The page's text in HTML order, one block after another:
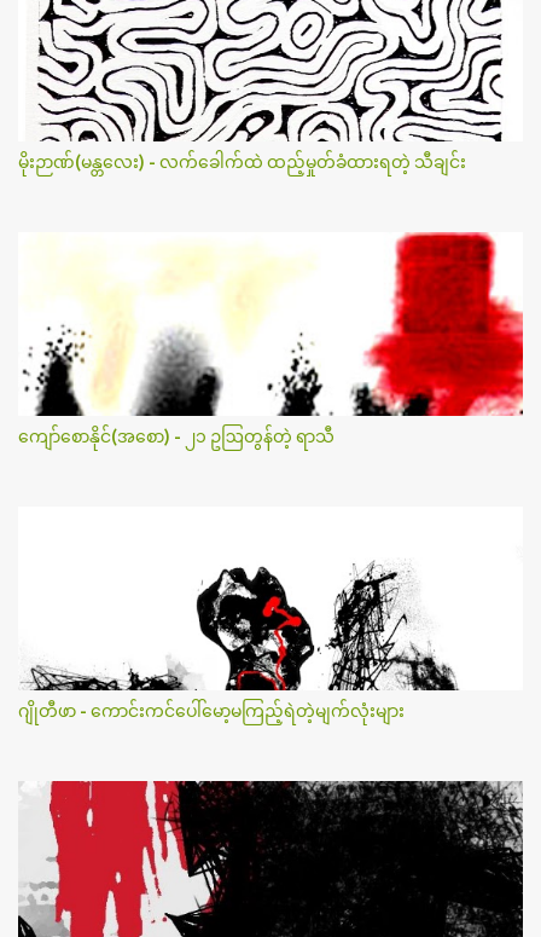
မိုးဉာဏ်(မန္တလေး) - လက်ခေါက်ထဲ ထည့်မှုတ်ခံထားရတဲ့ သီချင်း
ကျော်စောနိုင်(အစော) - ၂၁ ဥဩတွန်တဲ့ ရာသီ
ဂျိုတီဖာ - ကောင်းကင်ပေါ်မော့မကြည့်ရဲတဲ့မျက်လုံးများ